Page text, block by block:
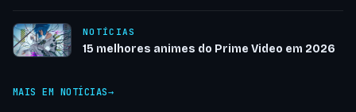
NOTÍCIAS
15 melhores animes do Prime Video em 2026
MAIS EM NOTÍCIAS